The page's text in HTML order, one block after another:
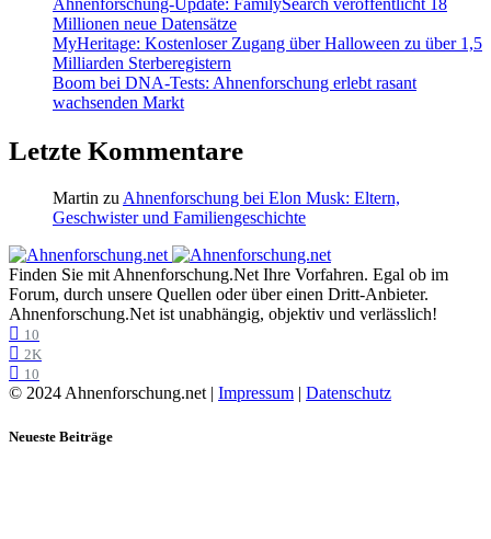
Ahnenforschung-Update: FamilySearch veröffentlicht 18
Millionen neue Datensätze
MyHeritage: Kostenloser Zugang über Halloween zu über 1,5
Milliarden Sterberegistern
Boom bei DNA-Tests: Ahnenforschung erlebt rasant
wachsenden Markt
Letzte Kommentare
Martin zuAhnenforschung bei Elon Musk: Eltern,
Geschwister und Familiengeschichte
Finden Sie mit Ahnenforschung.Net Ihre Vorfahren. Egal ob im
Forum, durch unsere Quellen oder über einen Dritt-Anbieter.
Ahnenforschung.Net ist unabhängig, objektiv und verlässlich!
10
2K
10
© 2024 Ahnenforschung.net | Impressum Datenschutz
Neueste Beiträge